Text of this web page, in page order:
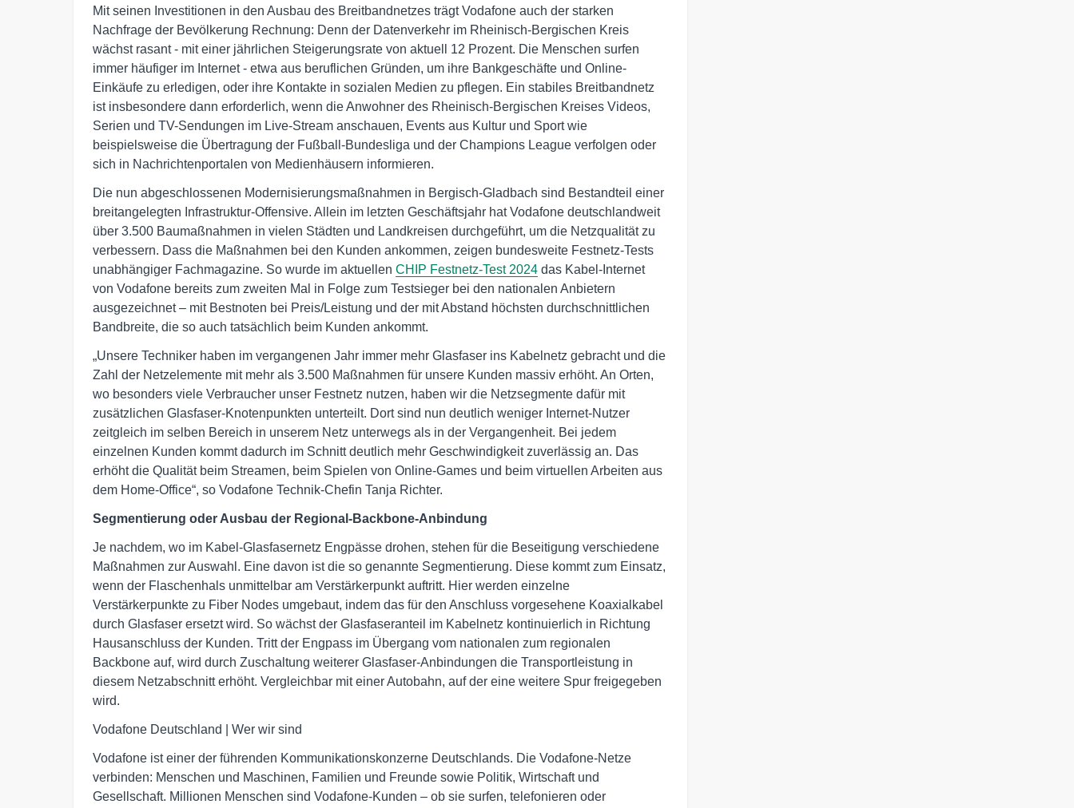
Mit seinen Investitionen in den Ausbau des Breitbandnetzes trägt Vodafone auch der starken
Nachfrage der Bevölkerung Rechnung: Denn der Datenverkehr im Rheinisch-Bergischen Kreis
wächst rasant - mit einer jährlichen Steigerungsrate von aktuell 12 Prozent. Die Menschen surfen
immer häufiger im Internet - etwa aus beruflichen Gründen, um ihre Bankgeschäfte und Online-
Einkäufe zu erledigen, oder ihre Kontakte in sozialen Medien zu pflegen. Ein stabiles Breitbandnetz
ist insbesondere dann erforderlich, wenn die Anwohner des Rheinisch-Bergischen Kreises Videos,
Serien und TV-Sendungen im Live-Stream anschauen, Events aus Kultur und Sport wie
beispielsweise die Übertragung der Fußball-Bundesliga und der Champions League verfolgen oder
sich in Nachrichtenportalen von Medienhäusern informieren.
Die nun abgeschlossenen Modernisierungsmaßnahmen in Bergisch-Gladbach sind Bestandteil einer
breitangelegten Infrastruktur-Offensive. Allein im letzten Geschäftsjahr hat Vodafone deutschlandweit
über 3.500 Baumaßnahmen in vielen Städten und Landkreisen durchgeführt, um die Netzqualität zu
verbessern. Dass die Maßnahmen bei den Kunden ankommen, zeigen bundesweite Festnetz-Tests
unabhängiger Fachmagazine. So wurde im aktuellen CHIP Festnetz-Test 2024 das Kabel-Internet
von Vodafone bereits zum zweiten Mal in Folge zum Testsieger bei den nationalen Anbietern
ausgezeichnet – mit Bestnoten bei Preis/Leistung und der mit Abstand höchsten durchschnittlichen
Bandbreite, die so auch tatsächlich beim Kunden ankommt.
„Unsere Techniker haben im vergangenen Jahr immer mehr Glasfaser ins Kabelnetz gebracht und die
Zahl der Netzelemente mit mehr als 3.500 Maßnahmen für unsere Kunden massiv erhöht. An Orten,
wo besonders viele Verbraucher unser Festnetz nutzen, haben wir die Netzsegmente dafür mit
zusätzlichen Glasfaser-Knotenpunkten unterteilt. Dort sind nun deutlich weniger Internet-Nutzer
zeitgleich im selben Bereich in unserem Netz unterwegs als in der Vergangenheit. Bei jedem
einzelnen Kunden kommt dadurch im Schnitt deutlich mehr Geschwindigkeit zuverlässig an. Das
erhöht die Qualität beim Streamen, beim Spielen von Online-Games und beim virtuellen Arbeiten aus
dem Home-Office“, so Vodafone Technik-Chefin Tanja Richter.
Segmentierung oder Ausbau der Regional-Backbone-Anbindung
Je nachdem, wo im Kabel-Glasfasernetz Engpässe drohen, stehen für die Beseitigung verschiedene
Maßnahmen zur Auswahl. Eine davon ist die so genannte Segmentierung. Diese kommt zum Einsatz,
wenn der Flaschenhals unmittelbar am Verstärkerpunkt auftritt. Hier werden einzelne
Verstärkerpunkte zu Fiber Nodes umgebaut, indem das für den Anschluss vorgesehene Koaxialkabel
durch Glasfaser ersetzt wird. So wächst der Glasfaseranteil im Kabelnetz kontinuierlich in Richtung
Hausanschluss der Kunden. Tritt der Engpass im Übergang vom nationalen zum regionalen
Backbone auf, wird durch Zuschaltung weiterer Glasfaser-Anbindungen die Transportleistung in
diesem Netzabschnitt erhöht. Vergleichbar mit einer Autobahn, auf der eine weitere Spur freigegeben
wird.
Vodafone Deutschland | Wer wir sind
Vodafone ist einer der führenden Kommunikationskonzerne Deutschlands. Die Vodafone-Netze
verbinden: Menschen und Maschinen, Familien und Freunde sowie Politik, Wirtschaft und
Gesellschaft. Millionen Menschen sind Vodafone-Kunden – ob sie surfen, telefonieren oder